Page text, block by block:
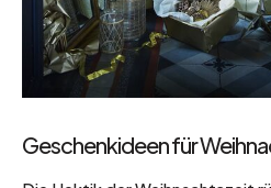
Geschenkideen für